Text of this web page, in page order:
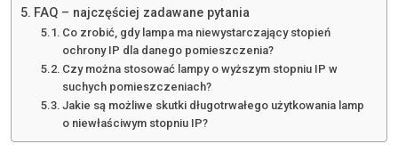
FAQ – najczęściej zadawane pytania
Co zrobić, gdy lampa ma niewystarczający stopień
ochrony IP dla danego pomieszczenia?
Czy można stosować lampy o wyższym stopniu IP w
suchych pomieszczeniach?
Jakie są możliwe skutki długotrwałego użytkowania lamp
o niewłaściwym stopniu IP?